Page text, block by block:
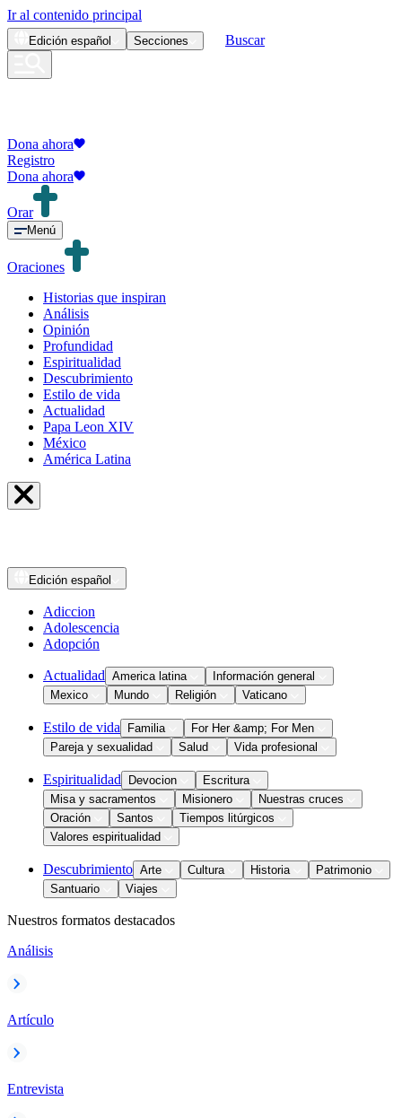
Ir al contenido principal
Edición español Secciones Buscar
Dona ahora
Registro
Dona ahora
Orar
Menú
Oraciones
Historias que inspiran
Análisis
Opinión
Profundidad
Espiritualidad
Descubrimiento
Estilo de vida
Actualidad
Papa Leon XIV
México
América Latina
Edición español
Adiccion
Adolescencia
Adopción
Actualidad America latina
Información general
Mexico
Mundo Religión Vaticano
Estilo de vida Familia
For Her &amp; For Men
Pareja y sexualidad
Salud Vida profesional
Espiritualidad Devocion
Escritura
Misa y sacramentos
Misionero
Nuestras cruces
Oración
Santos
Tiempos litúrgicos
Valores espiritualidad
Descubrimiento Arte Cultura Historia
Patrimonio
Santuario
Viajes
Nuestros formatos destacados
Análisis
Artículo
Entrevista